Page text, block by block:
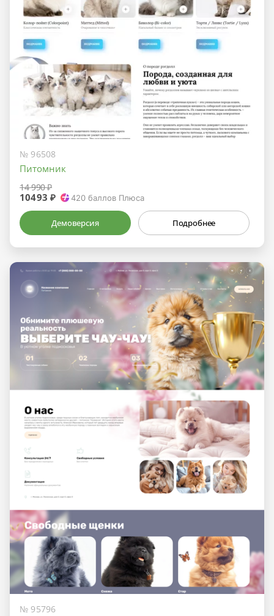
№ 96508
Питомник
14 990 ₽
10493 ₽ 420 баллов Плюса
Демоверсия Подробнее
№ 95796